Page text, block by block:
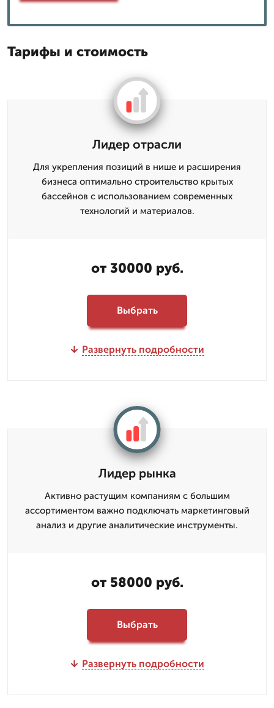
Тарифы и стоимость
Лидер отрасли
Для укрепления позиций в нише и расширения
бизнеса оптимально строительство крытых
бассейнов с использованием современных
технологий и материалов.
от 30000 руб.
Выбрать
Развернуть подробности
Лидер рынка
Активно растущим компаниям с большим
ассортиментом важно подключать маркетинговый
анализ и другие аналитические инструменты.
от 58000 руб.
Выбрать
Развернуть подробности